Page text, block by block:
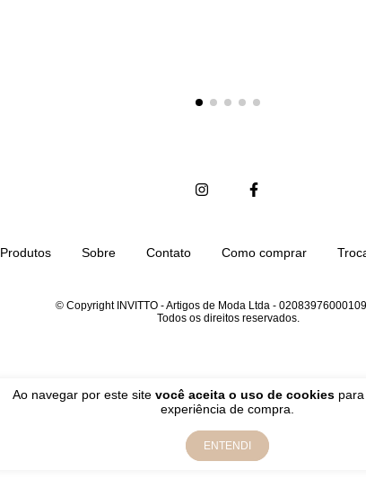
Ao navegar por este site você aceita o uso de cookiespara
experiência de compra.
ENTENDI
Produtos Sobre Contato Como comprar
© Copyright INVITTO - Artigos de Moda Ltda -
Todos os direitos reservados.